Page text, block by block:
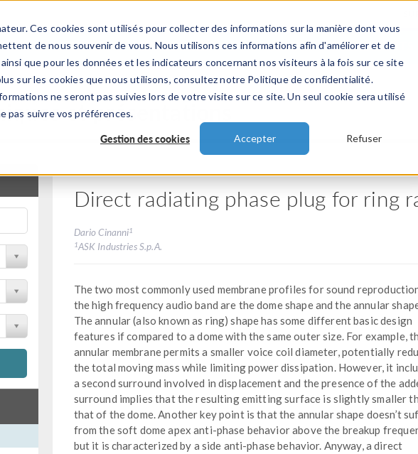
Ces cookies sont utilisés pour collecter des informations sur la manière dont vous
de nous souvenir de vous. Nous utilisons ces informations afin d'améliorer et de
que pour les données et les indicateurs concernant nos visiteurs à la fois sur ce site
sur les cookies que nous utilisons, consultez notre Politique de confidentialité.
ne seront pas suivies lors de votre visite sur ce site. Un seul cookie sera utilisé
pas suivre vos préférences.
Gestion des cookies Accepter Refuser
PRODUITS INDUSTRIES VIDEOS EVENEMENTS
et présentations
Direct radiating phase plug for ring
Dario Cinanni1
1ASK Industries S.p.A.
The two most commonly used membrane profiles for sound
the high frequency audio band are the dome shape and the annular
The annular (also known as ring) shape has some different basic design
features if compared to a dome with the same outer size. For example,
annular membrane permits a smaller voice coil diameter, potentially
the total moving mass while limiting power dissipation. However, it
a second surround involved in displacement and the presence of the
surround implies that the resulting emitting surface is slightly smaller
that of the dome. Another key point is that the annular shape doesn’t
from the soft dome apex anti-phase behavior above the breakup
but it is characterized by a side anti-phase behavior. Anyway, a direct